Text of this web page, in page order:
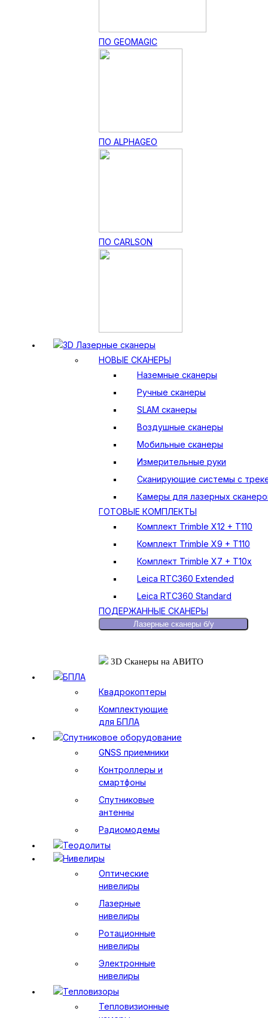
ПО GEOMAGIC
ПО ALPHAGEO
ПО CARLSON
3D Лазерные сканеры
НОВЫЕ СКАНЕРЫ
Наземные сканеры
Ручные сканеры
SLAM сканеры
Воздушные сканеры
Мобильные сканеры
Измерительные руки
Сканирующие системы с
Камеры для лазерных
ГОТОВЫЕ КОМПЛЕКТЫ
Комплект Trimble X12 + T110
Комплект Trimble X9 + T110
Комплект Trimble X7 + T10x
Leica RTC360 Extended
Leica RTC360 Standard
ПОДЕРЖАННЫЕ СКАНЕРЫ
Лазерные сканеры б/у
3D Сканеры на АВИТО
БПЛА
Квадрокоптеры
Комплектующие
для БПЛА
Спутниковое оборудование
GNSS приемники
Контроллеры и
смартфоны
Спутниковые
антенны
Радиомодемы
Теодолиты
Нивелиры
Оптические
нивелиры
Лазерные
нивелиры
Ротационные
нивелиры
Электронные
нивелиры
Тепловизоры
Тепловизионные